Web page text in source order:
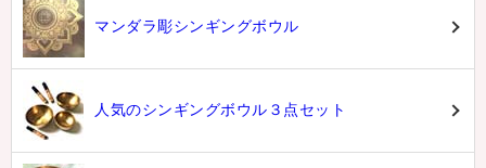
マンダラ彫シンギングボウル
人気のシンギングボウル３点セット